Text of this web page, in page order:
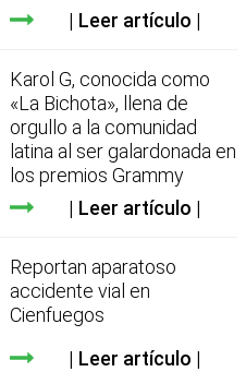
Leer artículo
Karol G, conocida como
«La Bichota», llena de
orgullo a la comunidad
latina al ser galardonada en
los premios Grammy
Leer artículo
Reportan aparatoso
accidente vial en
Cienfuegos
Leer artículo